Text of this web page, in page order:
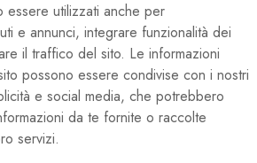
essere utilizzati anche per
e annunci, integrare funzionalità dei
il traffico del sito. Le informazioni
possono essere condivise con i nostri
e social media, che potrebbero
da te fornite o raccolte
servizi.